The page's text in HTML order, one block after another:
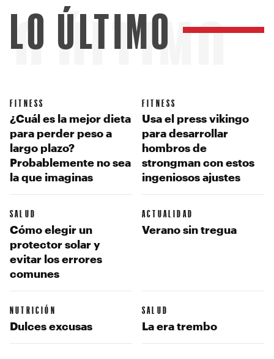
ÚLTIMO
LO ÚLTIMO
FITNESS
¿Cuál es la mejor dieta
para perder peso a
largo plazo?
Probablemente no sea
la que imaginas
FITNESS
Usa el press vikingo
para desarrollar
hombros de
strongman con estos
ingeniosos ajustes
SALUD
Cómo elegir un
protector solar y
evitar los errores
comunes
ACTUALIDAD
Verano sin tregua
NUTRICIÓN
Dulces excusas
SALUD
La era trembo